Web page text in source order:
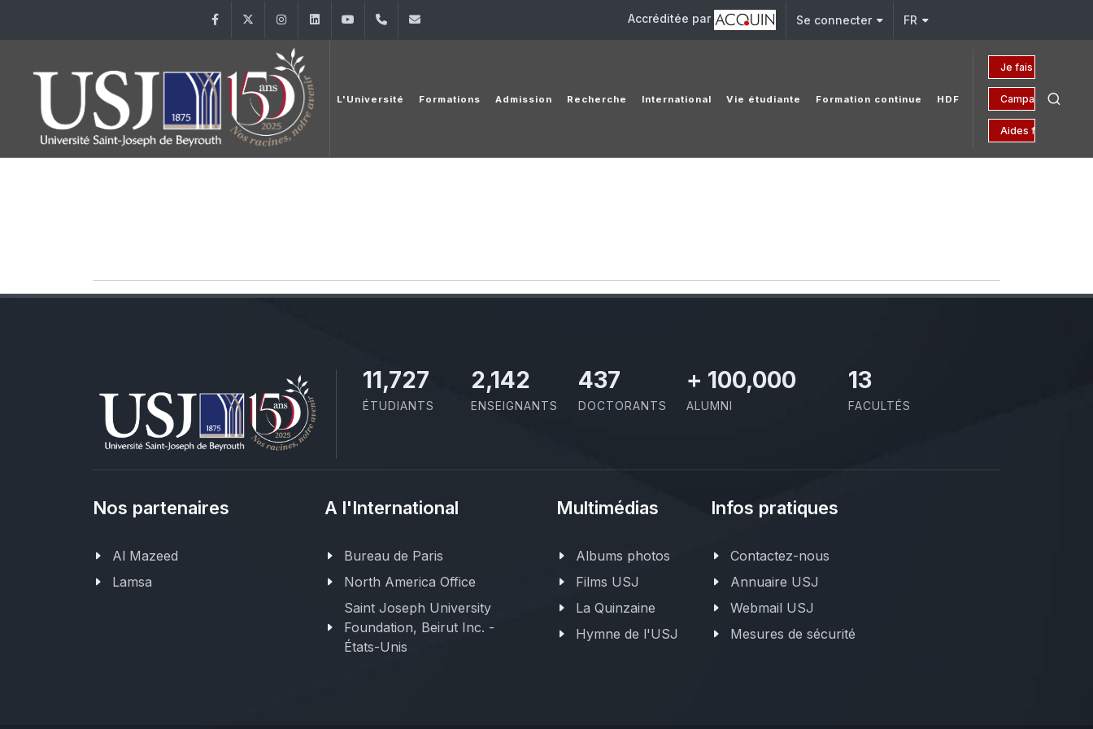
FacebookTwitter InstagramLinkedInYouTube+961 (1) 421 000 Accréditée par Se connecter FR
Je fais un don
Campagne 150 ans
Aides financières
L'Université Formations Admission Recherche International Vie étudiante Formation continue HDF
11,727
ÉTUDIANTS
2,142
ENSEIGNANTS
437
DOCTORANTS
+ 100,000
ALUMNI
13
FACULTÉS
Nos partenaires
Al Mazeed
Lamsa
A l'International
Bureau de Paris
North America Office
Saint Joseph University
Foundation, Beirut Inc. -
États-Unis
Multimédias
Albums photos
Films USJ
La Quinzaine
Hymne de l'USJ
Infos pratiques
Contactez-nous
Annuaire USJ
Webmail USJ
Mesures de sécurité